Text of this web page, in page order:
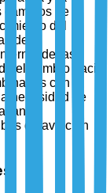
de la
del
de
de las
el cambio hacia
con el
necesidad de
la
de aviación